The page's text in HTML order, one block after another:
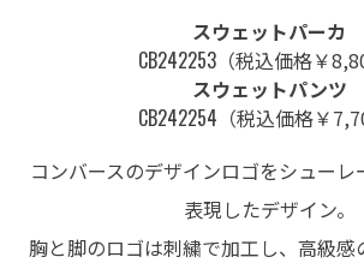
スウェットパーカ
CB242253 （税込価格￥
スウェットパンツ
CB242254 （税込価格￥
コンバースのデザインロゴをシューレ
表現したデザイン。
胸と脚のロゴは刺繍で加工し、高級感